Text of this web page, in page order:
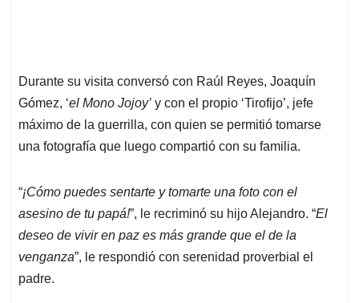
Durante su visita conversó con Raúl Reyes, Joaquín
Gómez, ‘el Mono Jojoy’ y con el propio ‘Tirofijo’, jefe
máximo de la guerrilla, con quien se permitió tomarse
una fotografía que luego compartió con su familia.
“¡Cómo puedes sentarte y tomarte una foto con el
asesino de tu papá!”, le recriminó su hijo Alejandro. “El
deseo de vivir en paz es más grande que el de la
venganza”, le respondió con serenidad proverbial el
padre.